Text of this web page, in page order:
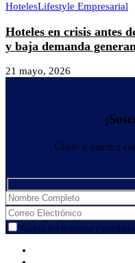
HotelesLifestyle Empresarial
Hoteles en crisis antes
y baja demanda
21 mayo, 2026
Únete a nuestra
Acepto los términos y